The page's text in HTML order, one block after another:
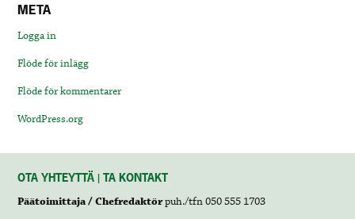
META
Logga in
Flöde för inlägg
Flöde för kommentarer
WordPress.org
OTA YHTEYTTÄ | TA KONTAKT
Päätoimittaja / Chefredaktörpuh./tfn 050 555 1703